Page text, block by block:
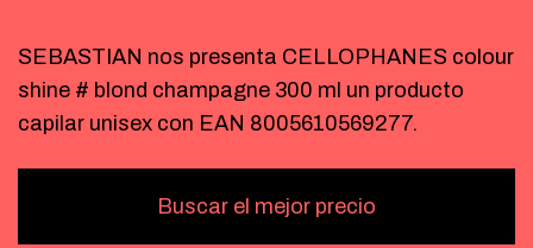
SEBASTIAN nos presenta CELLOPHANES colour
shine # blond champagne 300 ml un producto
capilar unisex con EAN 8005610569277.
Buscar el mejor precio